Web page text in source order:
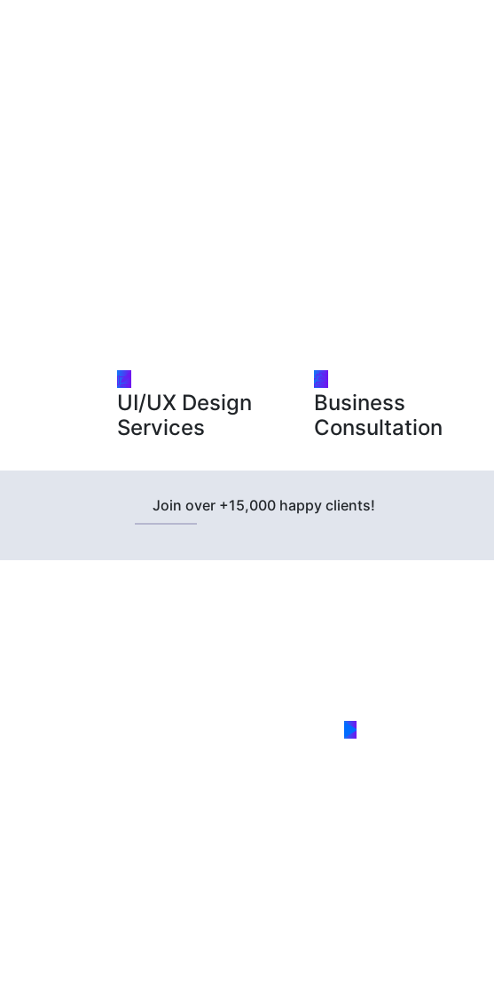
UI/UX Design
Services
Business
Consultation
Join over +15,000 happy clients!